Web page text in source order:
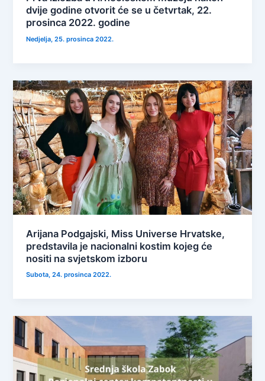
dvije godine otvorit će se u četvrtak, 22.
prosinca 2022. godine
Nedjelja, 25. prosinca 2022.
Arijana Podgajski, Miss Universe Hrvatske,
predstavila je nacionalni kostim kojeg će
nositi na svjetskom izboru
Subota, 24. prosinca 2022.